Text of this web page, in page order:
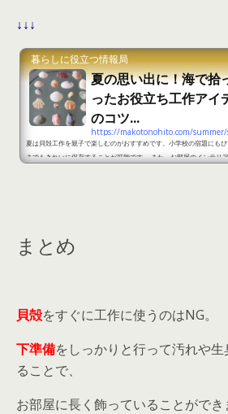
↓↓↓
暮らしに役立つ情報局
夏の思い出に！海で拾
ったお役立ち工作ア
のコツ...
https://makotonohito.com/summer/
夏は貝殻工作を親子で楽しむのがおすすめです。小学校の宿題にも
までもきれいに保存することが可能です。 また、お部屋のインテリ
まとめ
貝殻をすぐに工作に使うのはNG。
下準備をしっかりと行って汚れや
ることで、
お部屋に長く飾っていることができ